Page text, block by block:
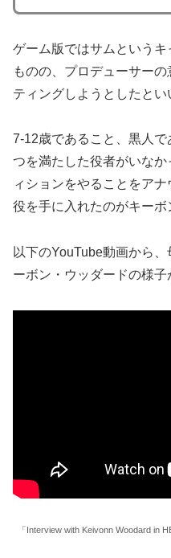
ゲーム版ではサムという
ものの、プロデューサー
ティングしようとしたとい
7-12歳であること、黒人
つを満たした役者がいな
ィションをやることをア
役を手に入れたのがキーボ
以下のYouTube動画から
ーボン・ウッダードの様子
「Interview with Keivonn Woodard in